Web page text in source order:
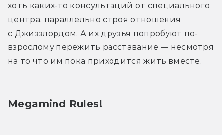
хоть каких-то консультаций от специального
центра, параллельно строя отношения
с Джиззлордом. А их друзья попробуют по-
взрослому пережить расставание — несмотря
на то что им пока приходится жить вместе.
Megamind Rules!